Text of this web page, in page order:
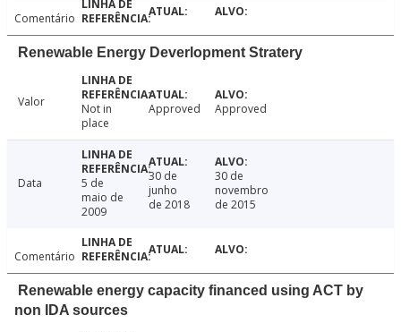
Comentário
Renewable Energy Deverlopment Stratery
Valor
Not in
place
Approved Approved
Data
5 de
maio de
2009
30 de
junho
de 2018
30 de
novembro
de 2015
Comentário
Renewable energy capacity financed using ACT by
non IDA sources